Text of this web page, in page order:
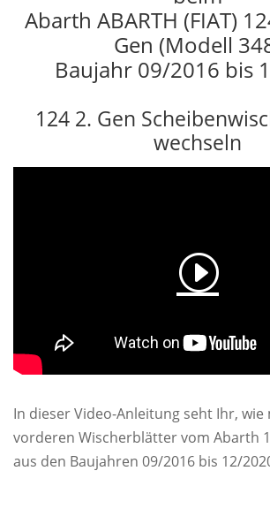
Abarth ABARTH (FIAT)
Gen (Modell
Baujahr 09/2016 bis
124 2. Gen
wechseln
In dieser Video-Anleitung seht Ihr, wie
vorderen Wischerblätter vom Abarth
aus den Baujahren 09/2016 bis 12/